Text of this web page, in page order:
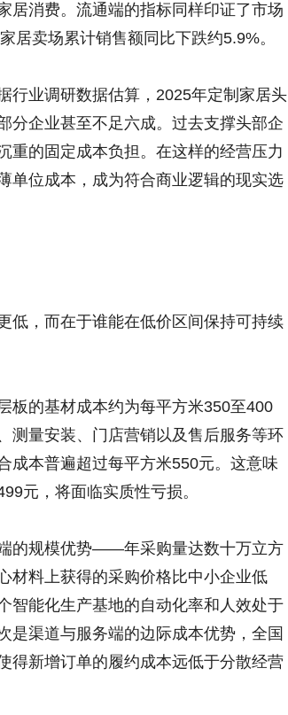
居消费。流通端的指标同样印证了市场
居卖场累计销售额同比下跌约5.9%。
行业调研数据估算，2025年定制家居头
分企业甚至不足六成。过去支撑头部企
重的固定成本负担。在这样的经营压力
单位成本，成为符合商业逻辑的现实选
低，而在于谁能在低价区间保持可持续
板的基材成本约为每平方米350至400
测量安装、门店营销以及售后服务等环
成本普遍超过每平方米550元。这意味
元，将面临实质性亏损。
的规模优势——年采购量达数十万立方
材料上获得的采购价格比中小企业低
智能化生产基地的自动化率和人效处于
是渠道与服务端的边际成本优势，全国
得新增订单的履约成本远低于分散经营